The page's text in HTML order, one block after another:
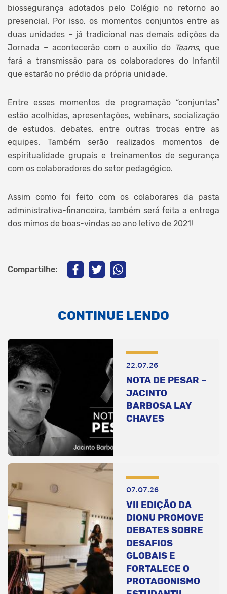
biossegurança adotados pelo Colégio no retorno ao
presencial. Por isso, os momentos conjuntos entre as
duas unidades – já tradicional nas demais edições da
Jornada – acontecerão com o auxílio do Teams, que
fará a transmissão para os colaboradores do Infantil
que estarão no prédio da própria unidade.
Entre esses momentos de programação “conjuntas”
estão acolhidas, apresentações, webinars, socialização
de estudos, debates, entre outras trocas entre as
equipes. Também serão realizados momentos de
espiritualidade grupais e treinamentos de segurança
com os colaboradores do setor pedagógico.
Assim como foi feito com os colaborares da pasta
administrativa-financeira, também será feita a entrega
dos mimos de boas-vindas ao ano letivo de 2021!
Compartilhe:
CONTINUE LENDO
22.07.26
NOTA DE PESAR –
JACINTO
BARBOSA LAY
CHAVES
07.07.26
VII EDIÇÃO DA
DIONU PROMOVE
DEBATES SOBRE
DESAFIOS
GLOBAIS E
FORTALECE O
PROTAGONISMO